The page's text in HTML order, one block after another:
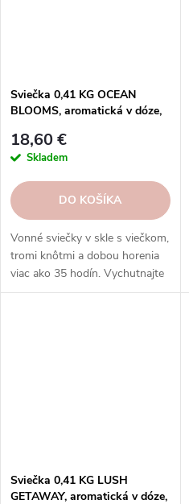
Sviečka 0,41 KG OCEAN
BLOOMS, aromatická v dóze,
18,60 €
Skladem
DO KOŠÍKA
Vonné sviečky v skle s viečkom,
tromi knôtmi a dobou horenia
viac ako 35 hodín. Vychutnajte
si rozmanitosť vôní a
Sviečka 0,41 KG LUSH
GETAWAY, aromatická v dóze,